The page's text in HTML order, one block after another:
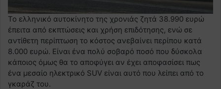
Το ελληνικό αυτοκίνητο της χρονιάς ζητά 38.990 ευρώ
έπειτα από εκπτώσεις και χρήση επιδότησης, ενώ σε
αντίθετη περίπτωση το κόστος ανεβαίνει περίπου κατά
8.000 ευρώ. Είναι ένα πολύ σοβαρό ποσό που δύσκολα
κάποιος όμως θα το αποφύγει αν έχει αποφασίσει πως
ένα μεσαίο ηλεκτρικό SUV είναι αυτό που λείπει από το
γκαράζ του.